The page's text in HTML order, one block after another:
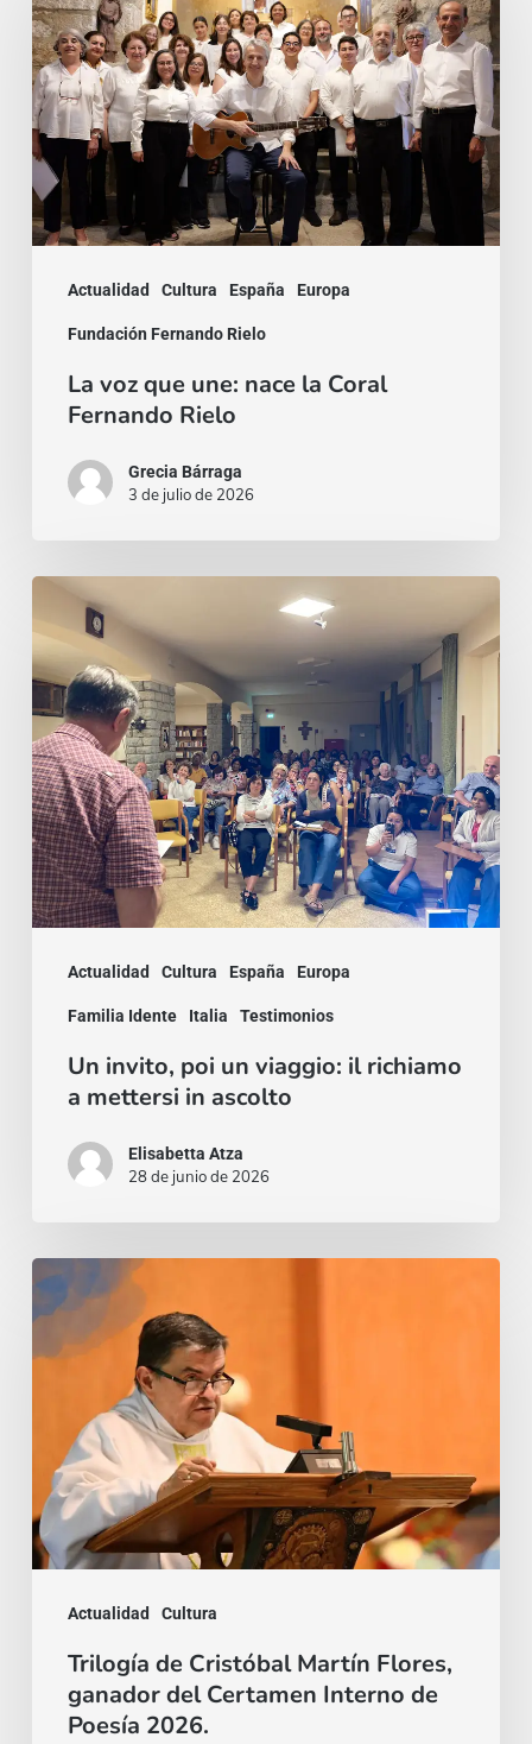
Actualidad Cultura España Europa
Fundación Fernando Rielo
que
une:
nace
la
Coral
Fernando
La voz que une: nace la Coral
Fernando Rielo
Grecia Bárraga
3 de julio de 2026
Actualidad Cultura España Europa
Familia Idente Italia Testimonios
invito,
poi
un
viaggio:
il
richiamo
a
mettersi
ascolto
Un invito, poi un viaggio: il richiamo
a mettersi in ascolto
Elisabetta Atza
28 de junio de 2026
Actualidad Cultura
Trilogía
de
Cristóbal
Flores,
ganador
del
Certamen
Poesía
2026.
Trilogía de Cristóbal Martín Flores,
ganador del Certamen Interno de
Poesía 2026.